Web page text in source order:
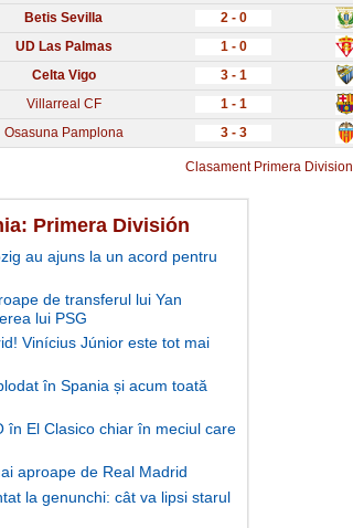
Betis Sevilla 2 - 0
UD Las Palmas 1 - 0
Celta Vigo 3 - 1
Villarreal CF 1 - 1
Osasuna Pamplona 3 - 3
Clasament Primera Division
Primera División
au ajuns la un acord pentru
de transferul lui Yan
lui PSG
Vinícius Júnior este tot mai
în Spania și acum toată
în El Clasico chiar în meciul care
aproape de Real Madrid
la genunchi: cât va lipsi starul